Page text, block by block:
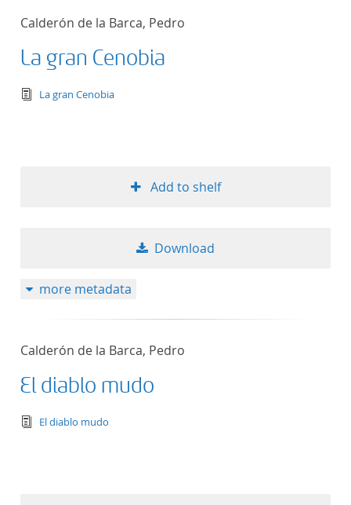
Calderón de la Barca, Pedro
La gran Cenobia
text/tg.edition+tg.aggregation+xml
La gran Cenobia
Add to shelf
Download
more metadata
Calderón de la Barca, Pedro
El diablo mudo
text/tg.edition+tg.aggregation+xml
El diablo mudo